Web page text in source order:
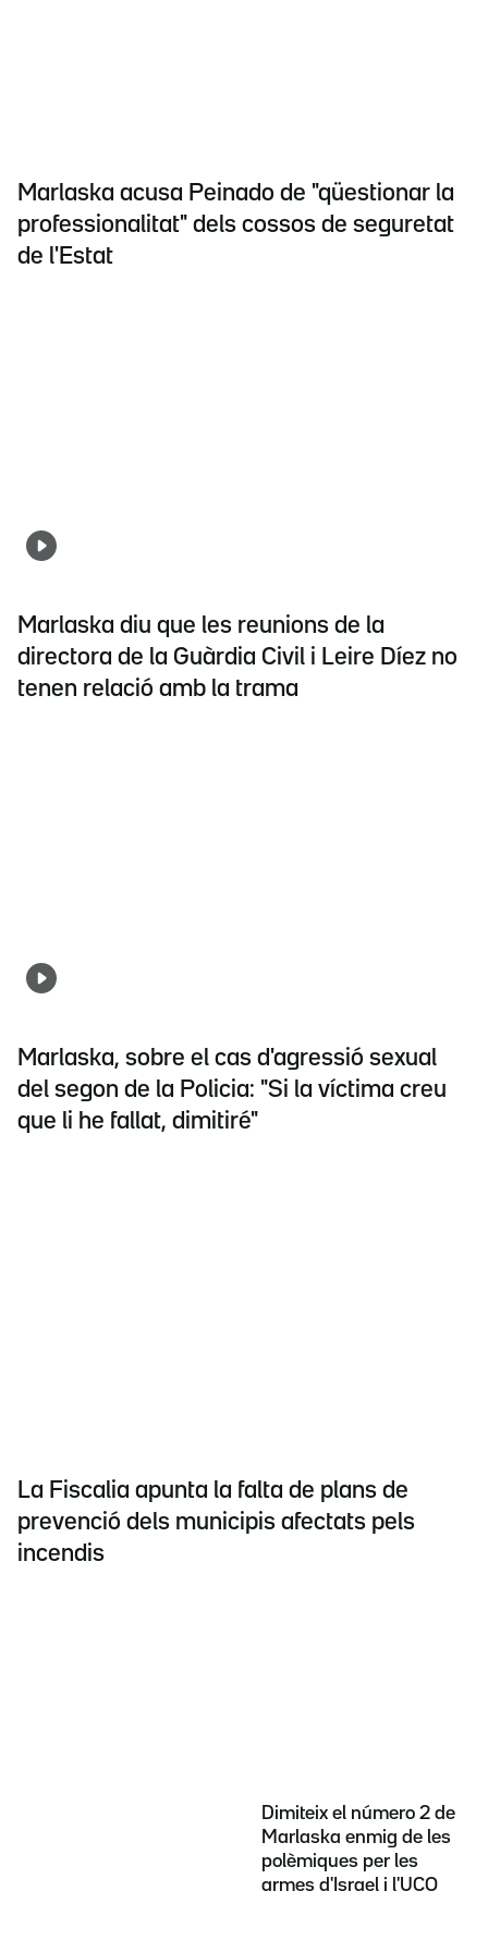
Marlaska acusa Peinado de "qüestionar la
professionalitat" dels cossos de seguretat
de l'Estat
Marlaska diu que les reunions de la
directora de la Guàrdia Civil i Leire Díez no
tenen relació amb la trama
Marlaska, sobre el cas d'agressió sexual
del segon de la Policia: "Si la víctima creu
que li he fallat, dimitiré"
La Fiscalia apunta la falta de plans de
prevenció dels municipis afectats pels
incendis
Dimiteix el número 2 de
Marlaska enmig de les
polèmiques per les
armes d'Israel i l'UCO